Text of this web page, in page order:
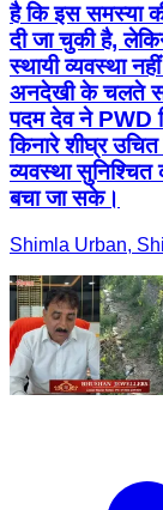
है कि इस समस्या
दी जा चुकी है,
स्थायी व्यवस्था
अनदेखी के चलते
पदम देव ने PWD
किनारे शीघ्र
व्यवस्था
बचा जा सके।
Shimla Urban,